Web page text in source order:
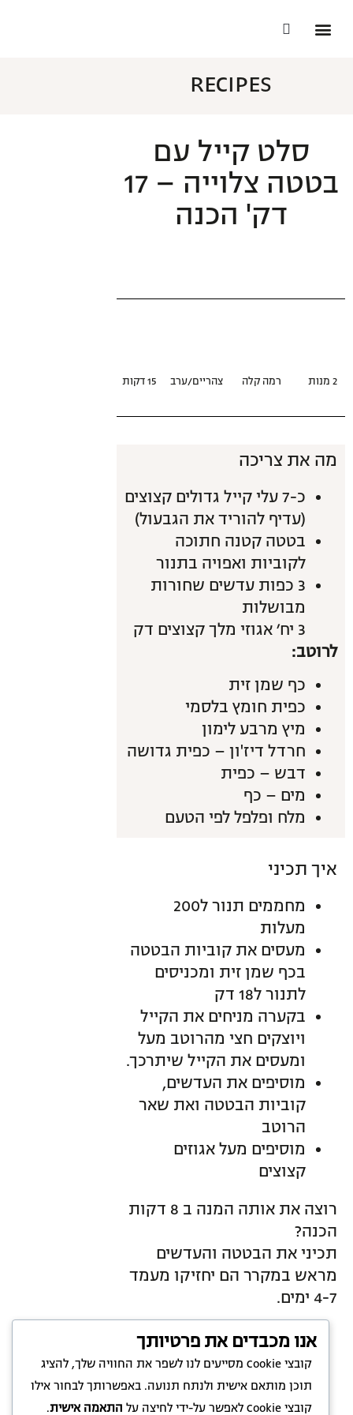
RECIPES
סלט קייל עם
בטטה צלוייה – 17
דק' הכנה
2 מנות רמה קלה צהריים/ערב 15 דקות
מה את צריכה
כ-7 עלי קייל גדולים קצוצים
(עדיף להוריד את הגבעול)
בטטה קטנה חתוכה
לקוביות ואפויה בתנור
3 כפות עדשים שחורות
מבושלות
3 יח׳ אגוזי מלך קצוצים דק
לרוטב:
כף שמן זית
כפית חומץ בלסמי
מיץ מרבע לימון
חרדל דיז'ון – כפית גדושה
דבש – כפית
מים – כף
מלח ופלפל לפי הטעם
איך תכיני
מחממים תנור ל200
מעלות
מעסים את קוביות הבטטה
בכף שמן זית ומכניסים
לתנור ל18 דק
בקערה מניחים את הקייל
ויוצקים חצי מהרוטב מעל
ומעסים את הקייל שיתרכך.
מוסיפים את העדשים,
קוביות הבטטה ואת שאר
הרוטב
מוסיפים מעל אגוזים
קצוצים
רוצה את אותה המנה ב 8 דקות
הכנה?
תכיני את הבטטה והעדשים
מראש במקרר הם יחזיקו מעמד
4-7 ימים.
אנו מכבדים את פרטיותך
קובצי Cookie מסייעים לנו לשפר את החוויה שלך, להציג
תוכן מותאם אישית ולנתח תנועה. באפשרותך לבחור אילו
קובצי Cookie לאפשר על-ידי לחיצה על
התאמה אישית.